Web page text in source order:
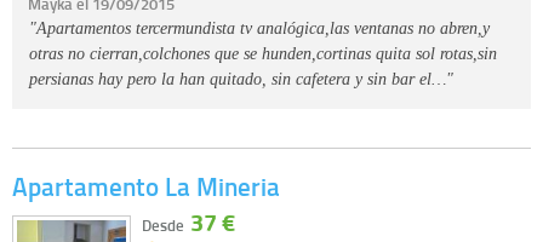
"Apartamentos tercermundista tv analógica,las ventanas no abren,y
otras no cierran,colchones que se hunden,cortinas quita sol rotas,sin
persianas hay pero la han quitado, sin cafetera y sin bar el…"
Apartamento La Mineria
Desde 37 €